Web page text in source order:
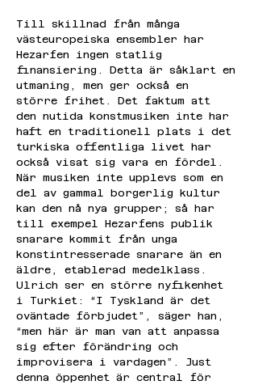
Till skillnad från många
västeuropeiska ensembler har
Hezarfen ingen statlig
finansiering. Detta är såklart en
utmaning, men ger också en
större frihet. Det faktum att
den nutida konstmusiken inte har
haft en traditionell plats i det
turkiska offentliga livet har
också visat sig vara en fördel.
När musiken inte upplevs som en
del av gammal borgerlig kultur
kan den nå nya grupper; så har
till exempel Hezarfens publik
snarare kommit från unga
konstintresserade snarare än en
äldre, etablerad medelklass.
Ulrich ser en större nyfikenhet
i Turkiet: “I Tyskland är det
oväntade förbjudet”, säger han,
“men här är man van att anpassa
sig efter förändring och
improvisera i vardagen”. Just
denna öppenhet är central för